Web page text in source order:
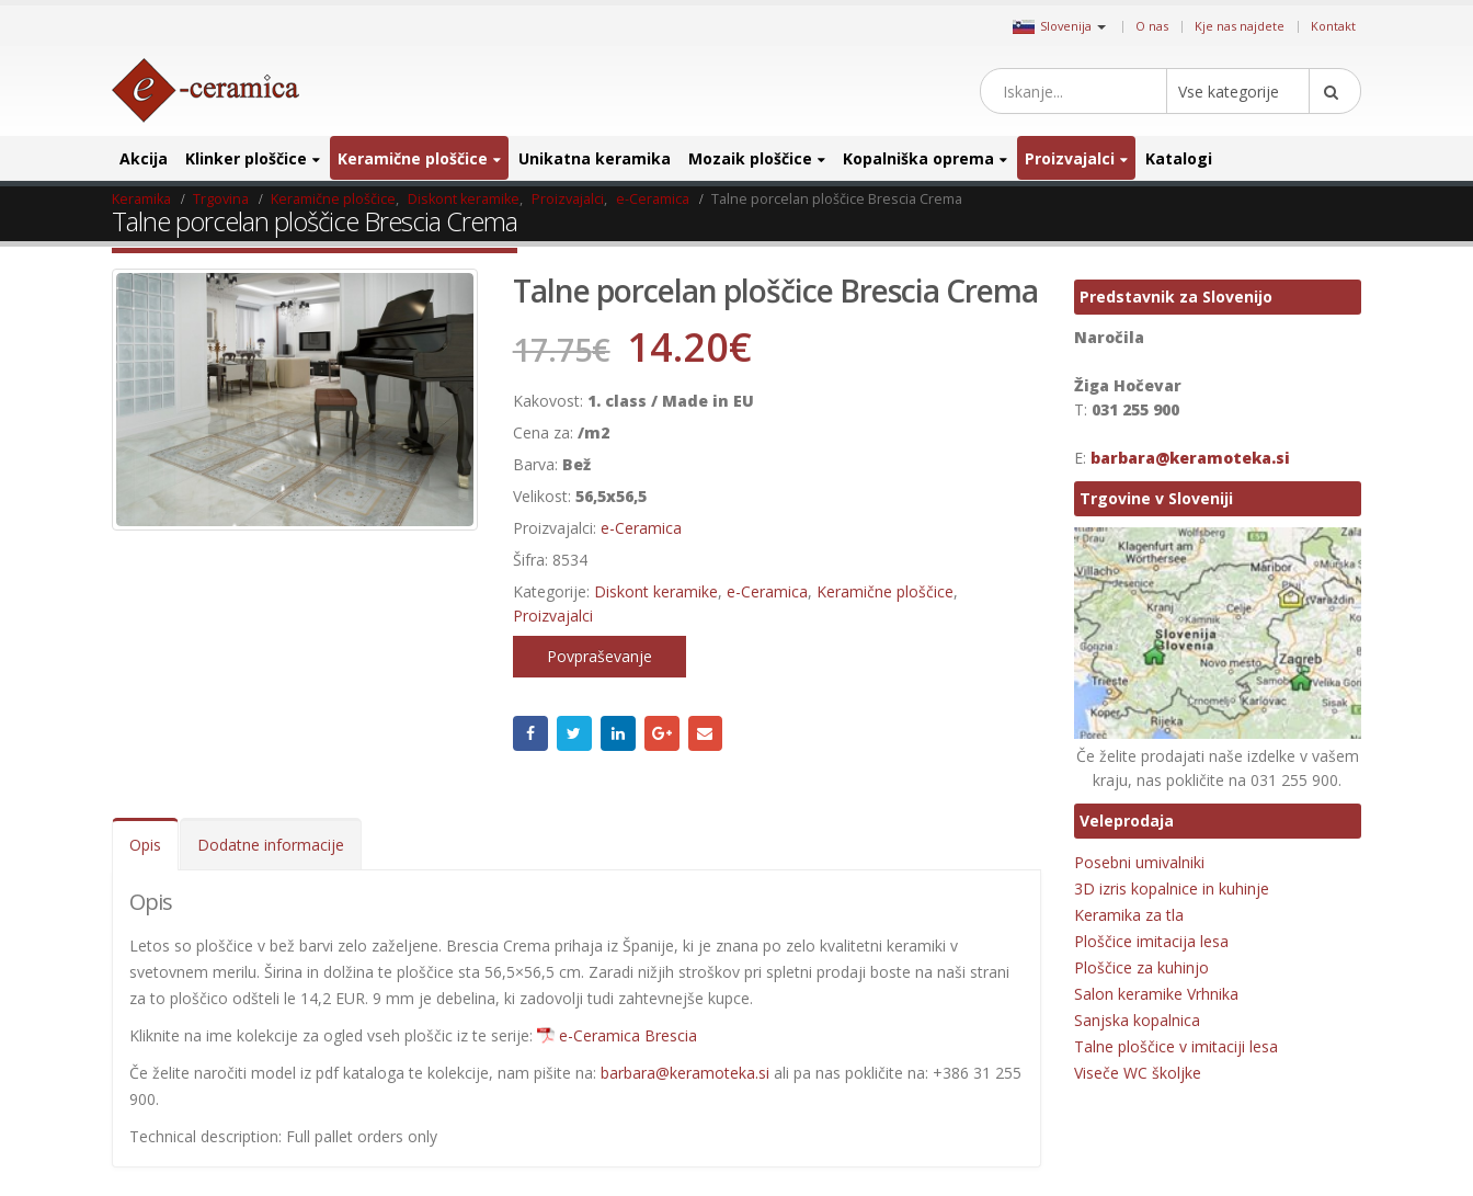
Slovenija | O nas Kje nas najdete Kontakt
Vse kategorije
Akcija Klinker ploščice Keramične ploščice Unikatna keramika Mozaik ploščice Kopalniška oprema Proizvajalci Katalogi
Keramika Trgovina Keramične ploščice, Diskont keramike, Proizvajalci, e-Ceramica Talne porcelan ploščice Brescia Crema
Talne porcelan ploščice Brescia Crema
Talne porcelan ploščice Brescia Crema
17.75€ 14.20€
Kakovost: 1. class / Made in EU
Cena za: /m2
Barva: Bež
Velikost: 56,5x56,5
Proizvajalci: e-Ceramica
Šifra: 8534
Kategorije: Diskont keramike, e-Ceramica, Keramične ploščice,
Proizvajalci
Povpraševanje
Opis Dodatne informacije
Opis
Letos so ploščice v bež barvi zelo zaželjene. Brescia Crema prihaja iz Španije, ki je znana po zelo kvalitetni keramiki v
svetovnem merilu. Širina in dolžina te ploščice sta 56,5×56,5 cm. Zaradi nižjih stroškov pri spletni prodaji boste na naši strani
za to ploščico odšteli le 14,2 EUR. 9 mm je debelina, ki zadovolji tudi zahtevnejše kupce.
Kliknite na ime kolekcije za ogled vseh ploščic iz te serije:
e-Ceramica Brescia
Če želite naročiti model iz pdf kataloga te kolekcije, nam pišite na: barbara@keramoteka.si ali pa nas pokličite na: +386 31 255
900.
Technical description: Full pallet orders only
Predstavnik za Slovenijo
Naročila
Žiga Hočevar
T: 031 255 900
E: barbara@keramoteka.si
Trgovine v Sloveniji
Če želite prodajati naše izdelke v vašem
kraju, nas pokličite na 031 255 900.
Veleprodaja
Posebni umivalniki
3D izris kopalnice in kuhinje
Keramika za tla
Ploščice imitacija lesa
Ploščice za kuhinjo
Salon keramike Vrhnika
Sanjska kopalnica
Talne ploščice v imitaciji lesa
Viseče WC školjke